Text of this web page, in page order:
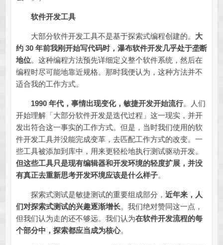
软件开发工具
大部分软件开发工具不是基于探索式编程创建的。 大
约 30 年前我刚开始写代码时，瀑布软件开发几乎处于垄断
地位。这种编程方法预先详细定义整个软件系统，然后在
编程时尽可能地靠近规格。那时我便认为，这种方法并不
适合我的工作方式。
1990 年代，事情出现变化，敏捷开发开始流行。人们
开始理解「大部分软件开发是迭代过程」这一现实，并开
发出符合这一事实的工作方式。但是，当时我们使用的软
件开发工具并没能完成变革，去匹配工作方式的改变。一
些工具被添加到库中，用来更轻松地执行测试驱动开发。
但这些工具只是现有编辑器和开发环境的轻度扩展，并没
有真正去重新思考开发环境应该是什么样子。
探索式测试是敏捷测试的重要组成部分， 近年来，人
们对探索式测试的兴趣逐渐增长。我们绝对赞同这一点，
但我们认为走的还不够远。我们认为在软件开发流程的每
个部分中，探索都应当成为核心。